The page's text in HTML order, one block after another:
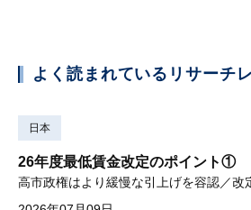
よく読まれているリサーチ
日本
26年度最低賃金改定のポイント①